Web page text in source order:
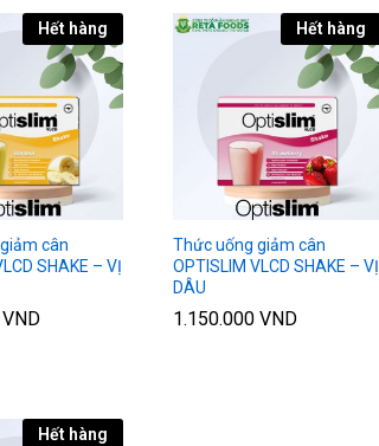
Hết hàng
cân
SHAKE – VỊ
VND
VND
Hết hàng
Thức uống giảm cân
OPTISLIM VLCD SHAKE – VỊ
DÂU
1.150.000 VND
1.150.000 VND
Hết hàng